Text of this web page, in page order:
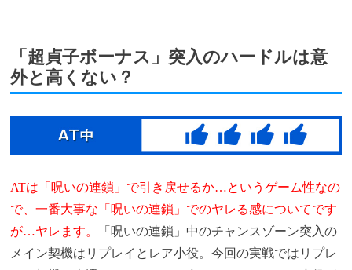
「超貞子ボーナス」突入のハードルは意
外と高くない？
ATは「呪いの連鎖」で引き戻せるか…というゲーム性なの
で、一番大事な「呪いの連鎖」でのヤレる感についてです
が…ヤレます。
「呪いの連鎖」中のチャンスゾーン突入の
メイン契機はリプレイとレア小役。今回の実戦ではリプレ